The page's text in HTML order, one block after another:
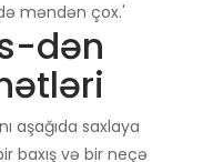
məndən çox.'
dən
aşağıda saxlaya
baxış və bir neçə